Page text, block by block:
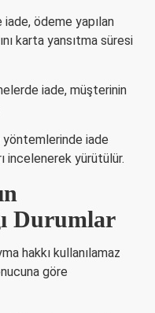
ödeme yapılan
karta yansıtma süresi
iade, müşterinin
yöntemlerinde iade
incelenerek yürütülür.
Durumlar
hakkı kullanılamaz
göre